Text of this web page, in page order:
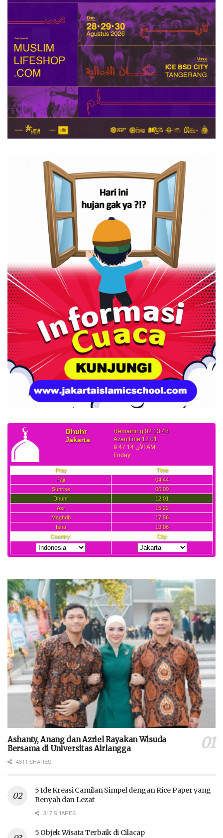
Ashanty, Anang dan Azriel Rayakan Wisuda
Bersama di Universitas Airlangga
4311 SHARES
5 Ide Kreasi Camilan Simpel dengan Rice Paper yang
Renyah dan Lezat
317 SHARES
5 Objek Wisata Terbaik di Cilacap